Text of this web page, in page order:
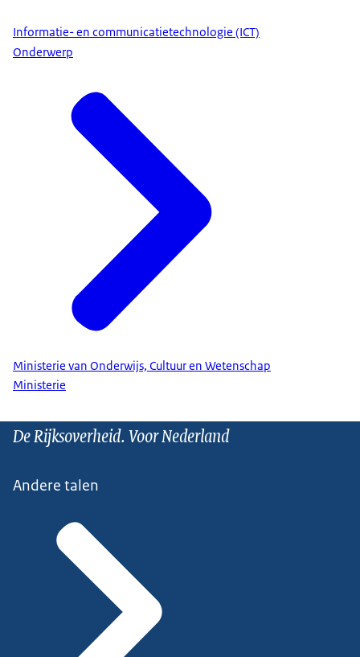
Informatie- en communicatietechnologie (ICT)
Onderwerp
Ministerie van Onderwijs, Cultuur en Wetenschap
Ministerie
De Rijksoverheid. Voor Nederland
Andere talen